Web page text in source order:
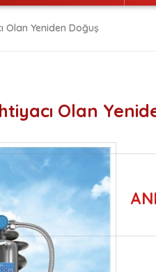
Olan Yeniden Doğuş
Olan